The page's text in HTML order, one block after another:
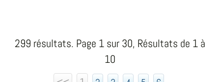
299 résultats. Page 1 sur 30, Résultats de 1 à
10